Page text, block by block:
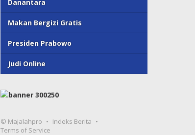
Danantara
Makan Bergizi Gratis
Presiden Prabowo
Judi Online
© Majalahpro
Indeks Berita
Terms of Service